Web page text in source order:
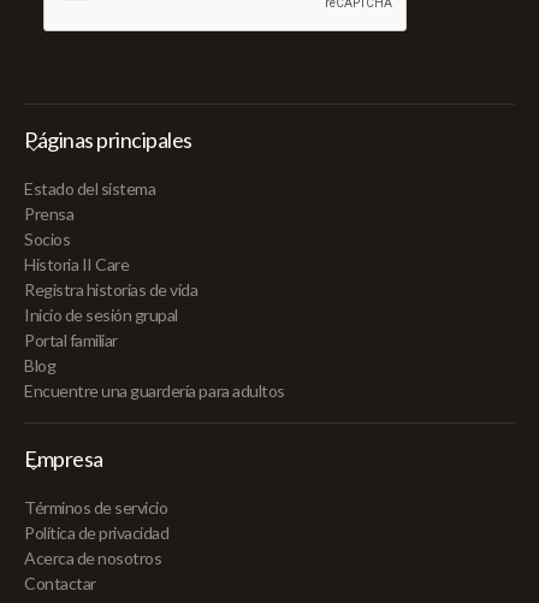
Páginas principales
Estado del sistema
Prensa
Socios
Historia II Care
Registra historias de vida
Inicio de sesión grupal
Portal familiar
Blog
Encuentre una guardería para adultos
Empresa
Términos de servicio
Política de privacidad
Acerca de nosotros
Contactar